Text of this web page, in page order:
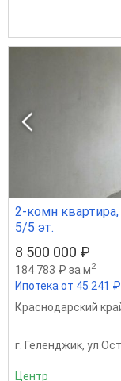
2-комн квартира,
5/5 эт.
8 500 000 ₽
184 783 ₽ за м2
Ипотека от 45 241
Краснодарский
г. Геленджик, ул
Центр